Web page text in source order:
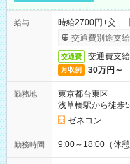
給与
時給2700円+交
交通費別途支
交通費 交通費支給
月収例 30万円～
勤務地
東京都台東区
浅草橋駅から徒歩
ゼネコン
勤務時間 9:00～18:00（休